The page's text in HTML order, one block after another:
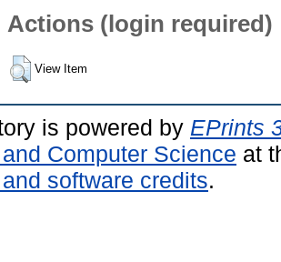
Actions (login required)
View Item
is powered by EPrints
Computer Science at
software credits.